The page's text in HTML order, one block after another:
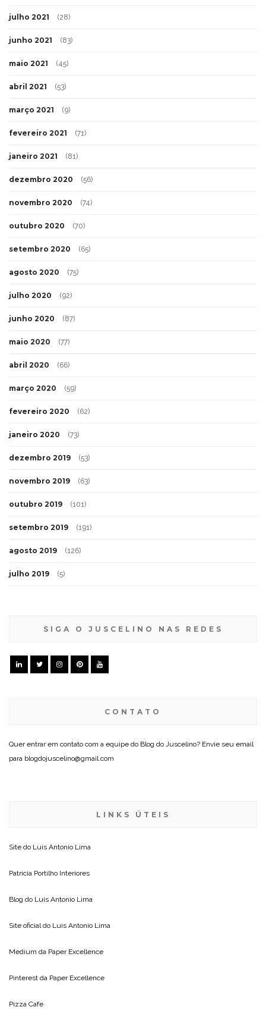
julho 2021 (28)
junho 2021 (83)
maio 2021 (45)
abril 2021 (53)
março 2021 (9)
fevereiro 2021 (71)
janeiro 2021 (81)
dezembro 2020 (56)
novembro 2020 (74)
outubro 2020 (70)
setembro 2020 (65)
agosto 2020 (75)
julho 2020 (92)
junho 2020 (87)
maio 2020 (77)
abril 2020 (66)
março 2020 (59)
fevereiro 2020 (62)
janeiro 2020 (73)
dezembro 2019 (53)
novembro 2019 (63)
outubro 2019 (101)
setembro 2019 (191)
agosto 2019 (126)
julho 2019 (5)
SIGA O JUSCELINO NAS REDES
CONTATO
Quer entrar em contato com a equipe do Blog do Juscelino? Envie seu email
para blogdojuscelino@gmail.com
LINKS ÚTEIS
Site do Luis Antonio Lima
Patricia Portilho Interiores
Blog do Luis Antonio Lima
Site oficial do Luis Antonio Lima
Medium da Paper Excellence
Pinterest da Paper Excellence
Pizza Cafe